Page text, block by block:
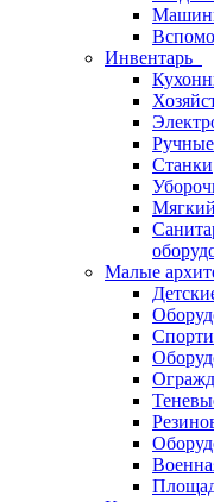
Инвентарь
Станки
Малые